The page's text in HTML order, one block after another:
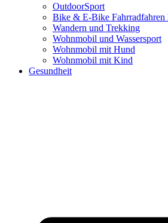
OutdoorSport
Bike & E-Bike Fahrradfahren
Wandern und Trekking
Wohnmobil und Wassersport
Wohnmobil mit Hund
Wohnmobil mit Kind
Gesundheit